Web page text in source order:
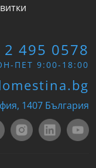
2 495 0578
ПЕТ 9:00-18:00
1407 България